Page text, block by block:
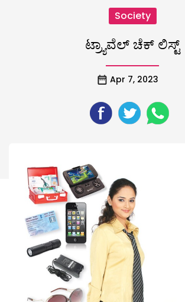
Society
ಟ್ರ್ಯಾವೆಲ್ ಚೆಕ್ ಲಿಸ್ಟ್
Apr 7, 2023